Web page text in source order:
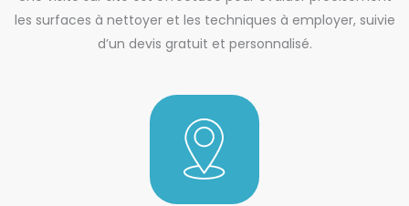
les surfaces à nettoyer et les techniques à employer, suivie
d’un devis gratuit et personnalisé.